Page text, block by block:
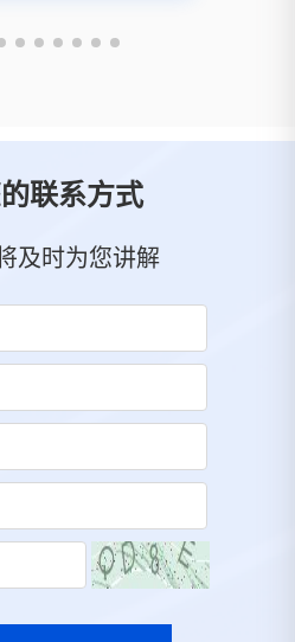
联系方式
及时为您讲解